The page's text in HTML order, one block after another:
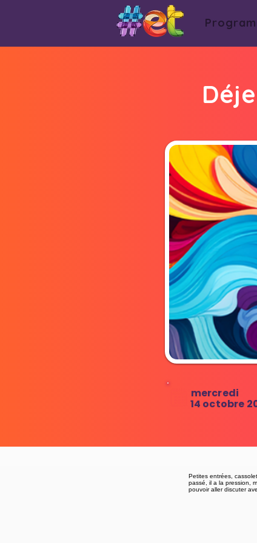
14 octobre
mercredi
Petites entrées,
passé, il a la pression,
pouvoir aller discuter